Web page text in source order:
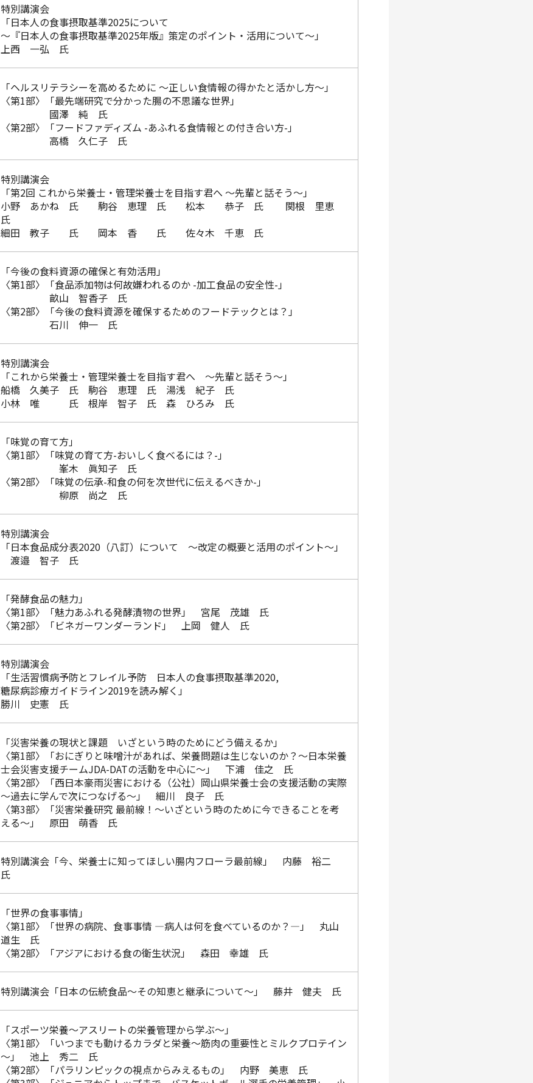
特別講演会
「日本人の食事摂取基準2025について
～『日本人の食事摂取基準2025年版』策定のポイント・活用について～」
上西 一弘 氏
「ヘルスリテラシーを高めるために ～正しい食情報の得かたと活かし方～」
〈第1部〉「最先端研究で分かった腸の不思議な世界」
國澤 純 氏
〈第2部〉「フードファディズム -あふれる食情報との付き合い方-」
高橋 久仁子 氏
特別講演会
「第2回 これから栄養士・管理栄養士を目指す君へ ～先輩と話そう～」
小野 あかね 氏 駒谷 恵理 氏 松本 恭子 氏 関根 里恵
氏
細田 教子 氏 岡本 香 氏 佐々木 千恵 氏
「今後の食料資源の確保と有効活用」
〈第1部〉「食品添加物は何故嫌われるのか -加工食品の安全性-」
畝山 智香子 氏
〈第2部〉「今後の食料資源を確保するためのフードテックとは？」
石川 伸一 氏
特別講演会
「これから栄養士・管理栄養士を目指す君へ ～先輩と話そう～」
船橋 久美子 氏 駒谷 恵理 氏 湯浅 紀子 氏
小林 唯 氏 根岸 智子 氏 森 ひろみ 氏
「味覚の育て方」
〈第1部〉「味覚の育て方-おいしく食べるには？-」
峯木 眞知子 氏
〈第2部〉「味覚の伝承-和食の何を次世代に伝えるべきか-」
柳原 尚之 氏
特別講演会
「日本食品成分表2020（八訂）について ～改定の概要と活用のポイント～」
渡邉 智子 氏
「発酵食品の魅力」
〈第1部〉「魅力あふれる発酵漬物の世界」 宮尾 茂雄 氏
〈第2部〉「ビネガーワンダーランド」 上岡 健人 氏
特別講演会
「生活習慣病予防とフレイル予防 日本人の食事摂取基準2020,
糖尿病診療ガイドライン2019を読み解く」
勝川 史憲 氏
「災害栄養の現状と課題 いざという時のためにどう備えるか」
〈第1部〉「おにぎりと味噌汁があれば、栄養問題は生じないのか？～日本栄養
士会災害支援チームJDA-DATの活動を中心に～」 下浦 佳之 氏
〈第2部〉「西日本豪雨災害における（公社）岡山県栄養士会の支援活動の実際
～過去に学んで次につなげる～」 細川 良子 氏
〈第3部〉「災害栄養研究 最前線！～いざという時のために今できることを考
える～」 原田 萌香 氏
特別講演会「今、栄養士に知ってほしい腸内フローラ最前線」 内藤 裕二
氏
「世界の食事事情」
〈第1部〉「世界の病院、食事事情 ―病人は何を食べているのか？―」 丸山
道生 氏
〈第2部〉「アジアにおける食の衛生状況」 森田 幸雄 氏
特別講演会「日本の伝統食品～その知恵と継承について～」 藤井 健夫 氏
「スポーツ栄養～アスリートの栄養管理から学ぶ～」
〈第1部〉「いつまでも動けるカラダと栄養～筋肉の重要性とミルクプロテイン
～」 池上 秀二 氏
〈第2部〉「パラリンピックの視点からみえるもの」 内野 美恵 氏